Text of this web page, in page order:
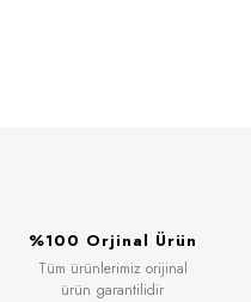
%100 Orjinal Ürün
Tüm ürünlerimiz orijinal
ürün garantilidir